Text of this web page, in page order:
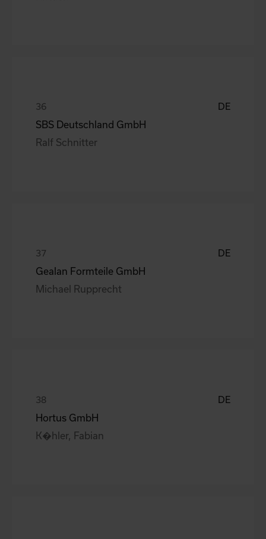
DE
SBS Deutschland GmbH
Ralf Schnitter
DE
Gealan Formteile GmbH
Michael Rupprecht
DE
Hortus GmbH
K�hler, Fabian